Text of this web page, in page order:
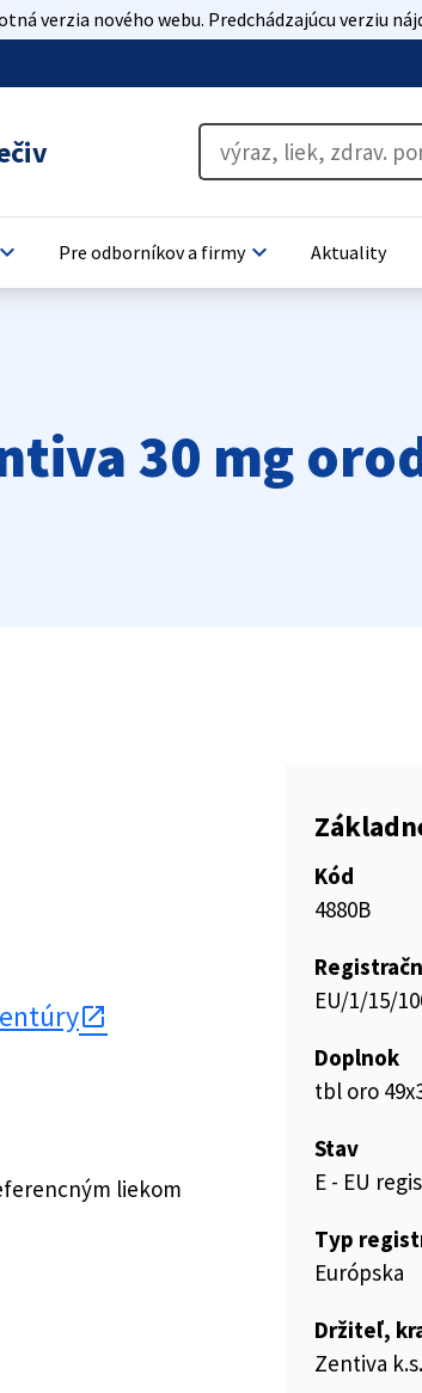
verzia nového webu. Predchádzajúcu verziu
keyboard_arrow_down Pre odborníkov a firmykeyboard_arrow_down Aktuality
30 mg
liekom
Kód
4880B
EU/1/15/
Doplnok
tbl oro
Stav
E - EU
Typ
Európska
Držiteľ,
Zentiva